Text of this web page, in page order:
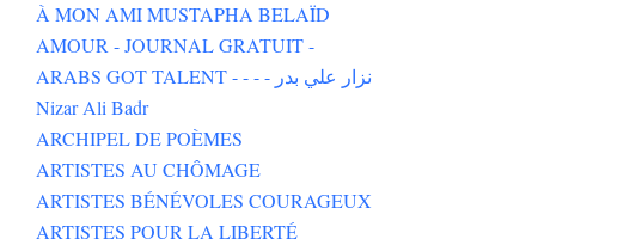
À MON AMI MUSTAPHA BELAÏD
AMOUR - JOURNAL GRATUIT -
ARABS GOT TALENT - - - - نزار علي بدر
Nizar Ali Badr
ARCHIPEL DE POÈMES
ARTISTES AU CHÔMAGE
ARTISTES BÉNÉVOLES COURAGEUX
ARTISTES POUR LA LIBERTÉ